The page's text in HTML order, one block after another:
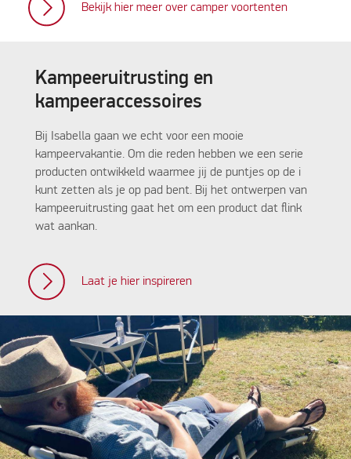
Bekijk hier meer over camper voortenten
Kampeeruitrusting en
kampeeraccessoires
Bij Isabella gaan we echt voor een mooie
kampeervakantie. Om die reden hebben we een serie
producten ontwikkeld waarmee jij de puntjes op de i
kunt zetten als je op pad bent. Bij het ontwerpen van
kampeeruitrusting gaat het om een product dat flink
wat aankan.
Laat je hier inspireren